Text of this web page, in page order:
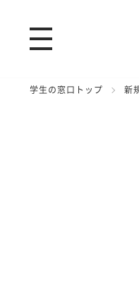
学生の窓口トップ 新